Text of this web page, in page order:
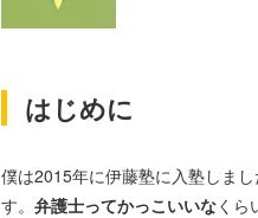
はじめに
僕は2015年に伊藤塾に入塾しま
す。 弁護士ってかっこいいなくら